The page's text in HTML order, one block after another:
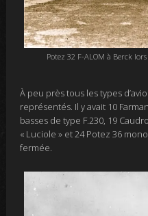
Potez 32 F-ALOM à Berck
À peu prèstous les types
représentés. Il y avait 10
basses de type F.230, 19
« Luciole » et 24 Potez 36
fermée.